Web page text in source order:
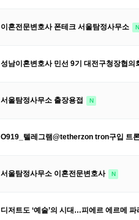
이혼전문변호사 폰테크 서울탐정사무소 N
성남이혼변호사 민선 9기 대전구청장협의
서울탐정사무소 출장용접 N
O919_텔레그램@tetherzon tron구입 트
서울탐정사무소 이혼전문변호사 N
디저트도 ‘예술’의 시대…피에르 에르메